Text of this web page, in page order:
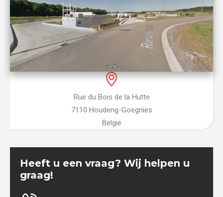
Rue du Bois de la Hutte
7110 Houdeng-Goegnies
België
Heeft u een vraag? Wij helpen u
graag!